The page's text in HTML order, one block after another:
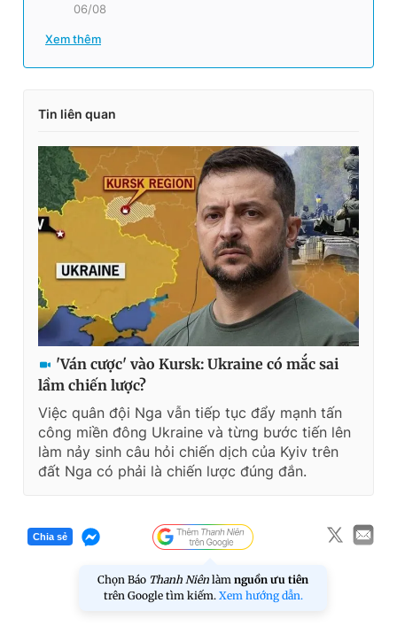
06/08
Xem thêm
Tin liên quan
'Ván cược' vào Kursk: Ukraine có mắc sai
lầm chiến lược?
Việc quân đội Nga vẫn tiếp tục đẩy mạnh tấn
công miền đông Ukraine và từng bước tiến lên
làm nảy sinh câu hỏi chiến dịch của Kyiv trên
đất Nga có phải là chiến lược đúng đắn.
Chia sẻ
Chọn Báo Thanh Niên làm nguồn ưu tiên
trên Google tìm kiếm. Xem hướng dẫn.